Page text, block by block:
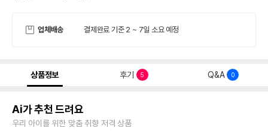
업체배송 결제완료 기준 2 ~ 7일 소요 예정
상품정보 후기 5 Q&A 0
Ai가 추천 드려요
우리 아이를 위한 맞춤 취향 저격 상품